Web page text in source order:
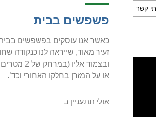
פשפשים בבית
כאשר אנו עוסקים בפשפשים
זעיר מאוד, שייראה לנו כנקודה
ובצמוד
או על המזרן בחלקו האחורי וכד’.
אולי תתעניין ב